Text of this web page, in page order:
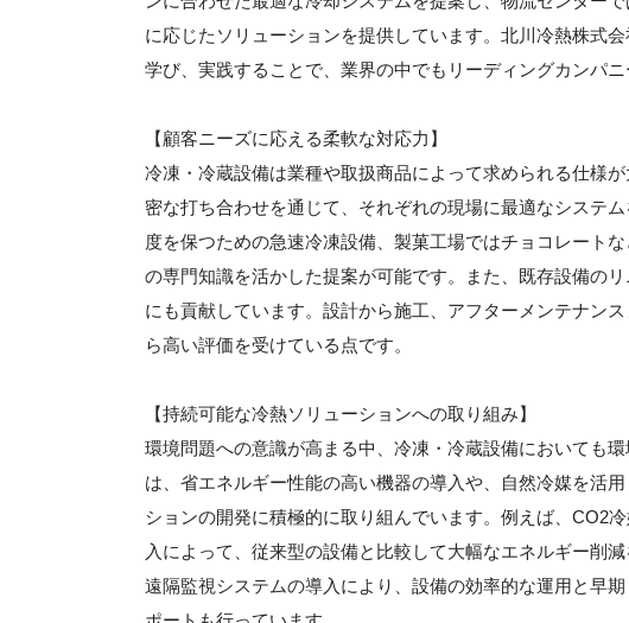
に応じたソリューションを提供しています。北川冷熱株式
学び、実践することで、業界の中でもリーディングカンパニ
【顧客ニーズに応える柔軟な対応力】
冷凍・冷蔵設備は業種や取扱商品によって求められる仕様
密な打ち合わせを通じて、それぞれの現場に最適なシステ
度を保つための急速冷凍設備、製菓工場ではチョコレート
の専門知識を活かした提案が可能です。また、既存設備の
にも貢献しています。設計から施工、アフターメンテナン
ら高い評価を受けている点です。
【持続可能な冷熱ソリューションへの取り組み】
環境問題への意識が高まる中、冷凍・冷蔵設備においても
は、省エネルギー性能の高い機器の導入や、自然冷媒を活
ションの開発に積極的に取り組んでいます。例えば、CO2
入によって、従来型の設備と比較して大幅なエネルギー削
遠隔監視システムの導入により、設備の効率的な運用と早